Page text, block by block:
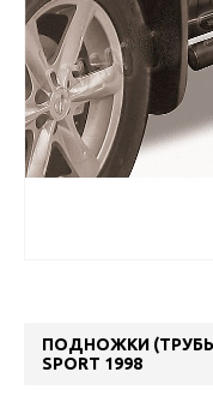
ПОДНОЖКИ (ТРУБЫ)
SPORT 1998